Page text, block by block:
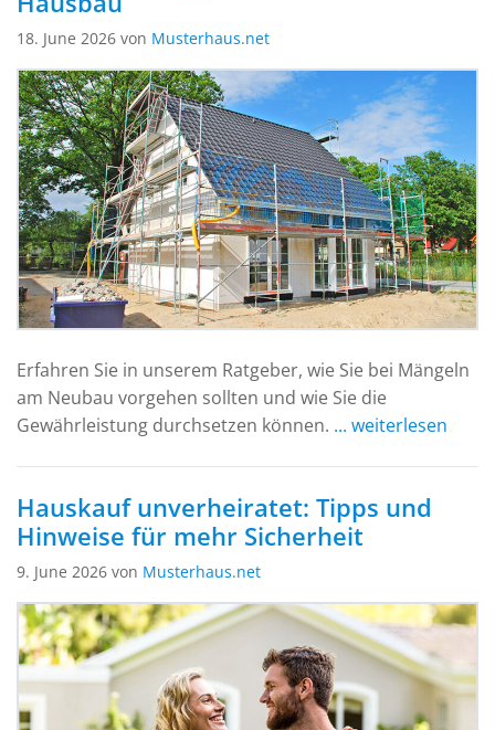
18. June 2026 von Musterhaus.net
Erfahren Sie in unserem Ratgeber, wie Sie bei Mängeln
am Neubau vorgehen sollten und wie Sie die
Gewährleistung durchsetzen können. ... weiterlesen
Hauskauf unverheiratet: Tipps und
Hinweise für mehr Sicherheit
9. June 2026 von Musterhaus.net